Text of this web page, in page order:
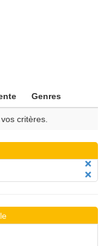
Genres
critères.